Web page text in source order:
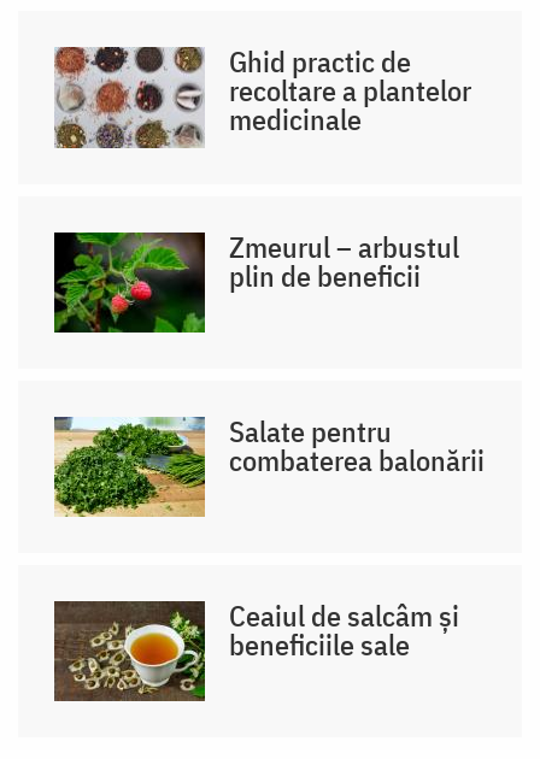
Ghid practic de
recoltare a plantelor
medicinale
Zmeurul – arbustul
plin de beneficii
Salate pentru
combaterea balonării
Ceaiul de salcâm și
beneficiile sale